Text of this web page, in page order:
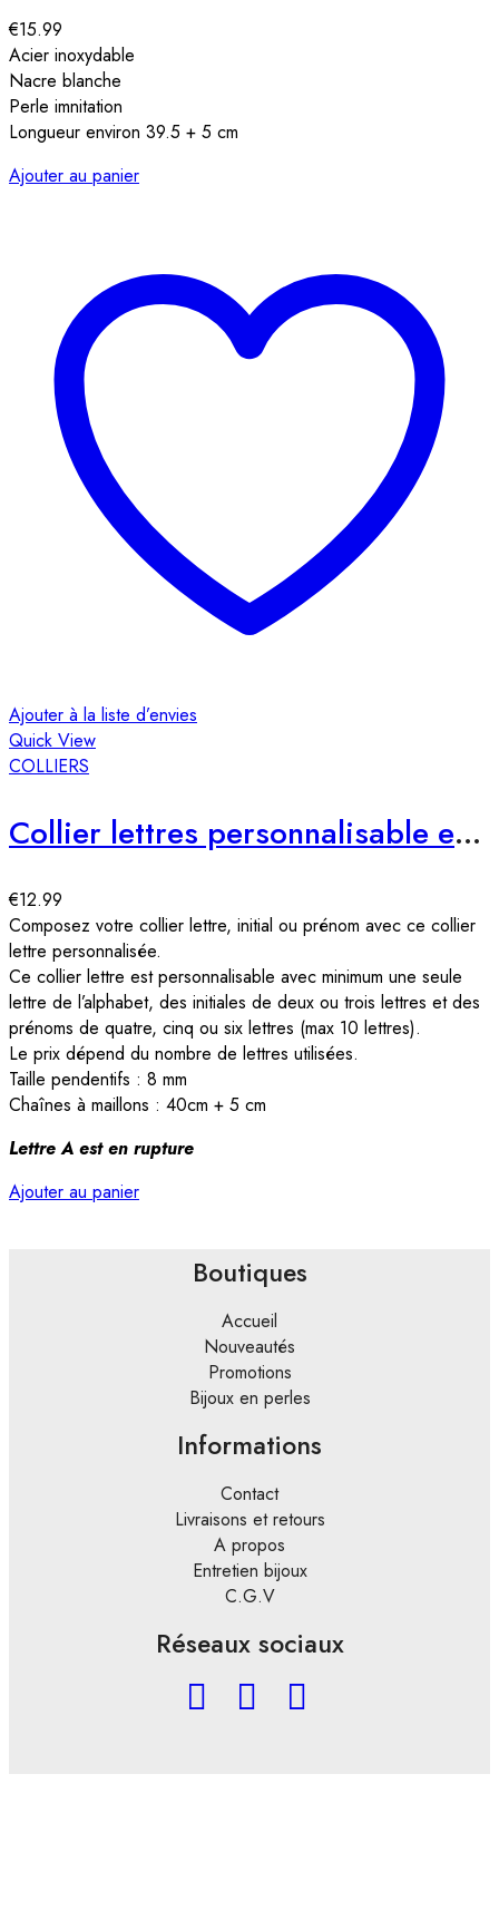
€15.99
Acier inoxydable
Nacre blanche
Perle imnitation
Longueur environ 39.5 + 5 cm
Ajouter au panier
Ajouter à la liste d’envies
Quick View
COLLIERS
Collier lettres personnalisable en acier
€12.99
Composez votre collier lettre, initial ou prénom avec ce collier
lettre personnalisée.
Ce collier lettre est personnalisable avec minimum une seule
lettre de l’alphabet, des initiales de deux ou trois lettres et des
prénoms de quatre, cinq ou six lettres (max 10 lettres).
Le prix dépend du nombre de lettres utilisées.
Taille pendentifs : 8 mm
Chaînes à maillons : 40cm + 5 cm
Lettre A est en rupture
Ajouter au panier
Boutiques
Accueil
Nouveautés
Promotions
Bijoux en perles
Informations
Contact
Livraisons et retours
A propos
Entretien bijoux
C.G.V
Réseaux sociaux